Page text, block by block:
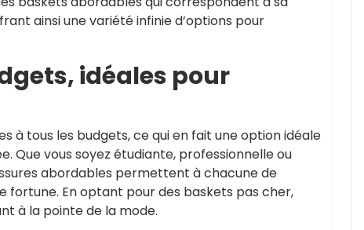
ainsi une variété infinie d’options pour
idéales pour
à tous les budgets, ce qui en fait une option idéale
Que vous soyez étudiante, professionnelle ou
abordables permettent à chacune de
fortune. En optant pour des baskets pas cher,
à la pointe de la mode.